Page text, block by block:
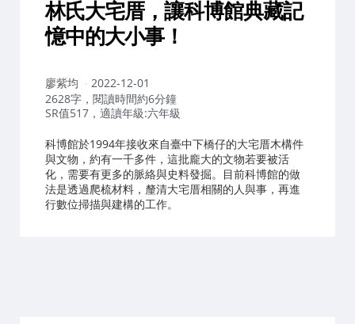
林氏大宅厝，讓科博館典藏記
憶中的大小事！
作
者：
廖紫均
2022-12-01
2628字，閱讀時間約6分鐘
SR值517，適讀年級:六年級
科博館於1994年接收來自臺中下橋仔的大宅厝木構件
與文物，約有一千多件，這批龐大的文物若要被活
化，需要有更多的脈絡與史料發掘。目前科博館的做
法是透過爬梳材料，釐清大宅厝相關的人與事，再進
行數位掃描與建構的工作。